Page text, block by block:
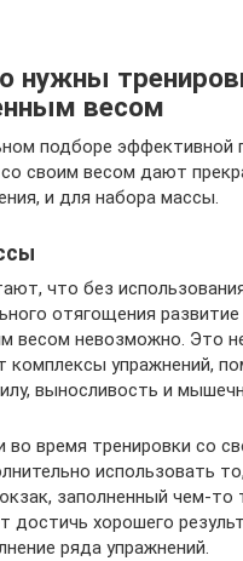
нужны
весом
подборе эффективной
своим весом дают
и для набора массы.
что без
отягощения
весом невозможно. Это
комплексы упражнений,
выносливость и
во время тренировки со
использовать
заполненный чем-
достичь хорошего
ряда упражнений.